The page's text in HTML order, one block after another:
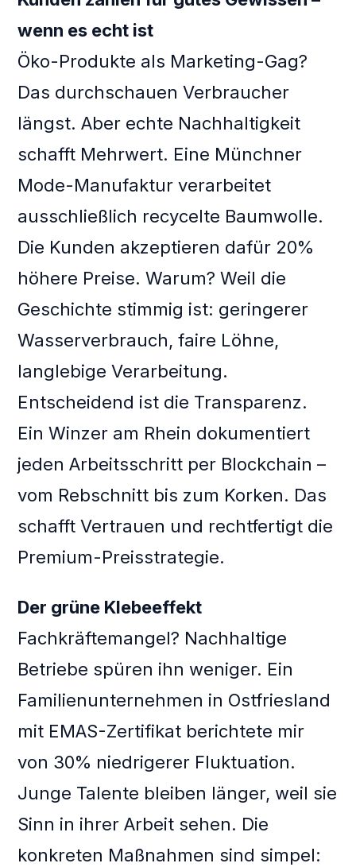
wenn es echt ist
Öko-Produkte als Marketing-Gag?
Das durchschauen Verbraucher
längst. Aber echte Nachhaltigkeit
schafft Mehrwert. Eine Münchner
Mode-Manufaktur verarbeitet
ausschließlich recycelte Baumwolle.
Die Kunden akzeptieren dafür 20%
höhere Preise. Warum? Weil die
Geschichte stimmig ist: geringerer
Wasserverbrauch, faire Löhne,
langlebige Verarbeitung.
Entscheidend ist die Transparenz.
Ein Winzer am Rhein dokumentiert
jeden Arbeitsschritt per Blockchain –
vom Rebschnitt bis zum Korken. Das
schafft Vertrauen und rechtfertigt die
Premium-Preisstrategie.
Der grüne Klebeeffekt
Fachkräftemangel? Nachhaltige
Betriebe spüren ihn weniger. Ein
Familienunternehmen in Ostfriesland
mit EMAS-Zertifikat berichtete mir
von 30% niedrigerer Fluktuation.
Junge Talente bleiben länger, weil sie
Sinn in ihrer Arbeit sehen. Die
konkreten Maßnahmen sind simpel: